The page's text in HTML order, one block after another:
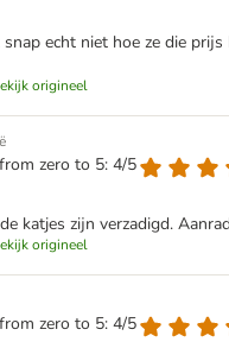
echt niet hoe ze die prijs
origineel
zero to 5: 4/5
katjes zijn verzadigd.
origineel
zero to 5: 4/5